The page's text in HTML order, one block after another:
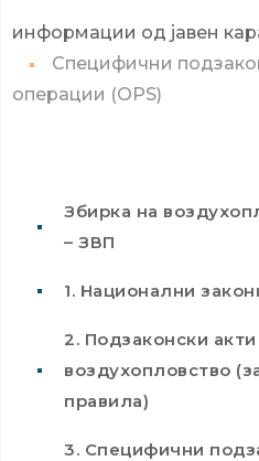
информации од јавен
Специфични
операции (OPS)
Збирка на
– ЗВП
1. Национални
2. Подзаконски акти
воздухопловство
правила)
3. Специфични